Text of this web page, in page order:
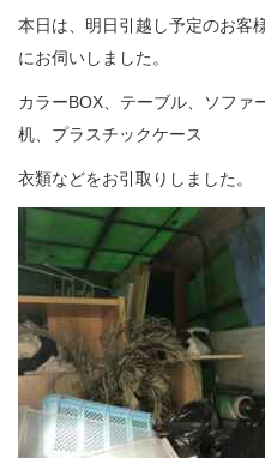
本日は、明日引越し予定のお客
にお伺いしました。
カラーBOX、テーブル、ソファ
机、プラスチックケース
衣類などをお引取りしました。